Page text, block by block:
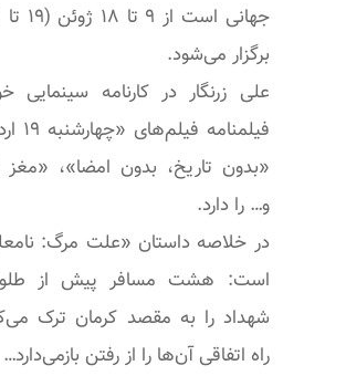
برگزار می‌شود.
علی زرنگار در کارنامه سینمایی
«بدون تاریخ، بدون امضا»، «مغز
و… را دارد.
در خلاصه داستان «علت مرگ:
است: هشت مسافر پیش از
شهداد را به مقصد کرمان ترک
راه اتفاقی آن‌ها را از رفتن بازمی‌دارد…